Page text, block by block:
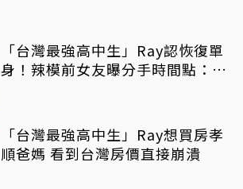
「台灣最強高中生」Ray認恢復單
身！辣模前女友曝分手時間點：不
「台灣最強高中生」Ray想買房孝
順爸媽 看到台灣房價直接崩潰